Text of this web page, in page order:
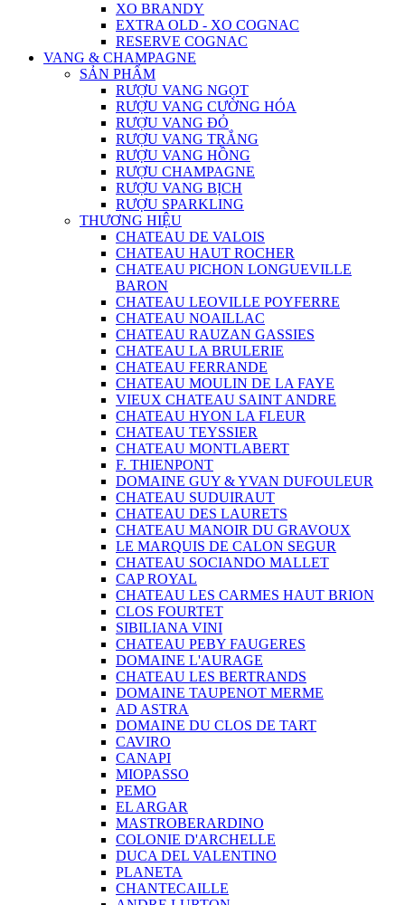
XO BRANDY
EXTRA OLD - XO COGNAC
RESERVE COGNAC
VANG & CHAMPAGNE
SẢN PHẨM
RƯỢU VANG NGỌT
RƯỢU VANG CƯỜNG HÓA
RƯỢU VANG ĐỎ
RƯỢU VANG TRẮNG
RƯỢU VANG HỒNG
RƯỢU CHAMPAGNE
RƯỢU VANG BỊCH
RƯỢU SPARKLING
THƯƠNG HIỆU
CHATEAU DE VALOIS
CHATEAU HAUT ROCHER
CHATEAU PICHON LONGUEVILLE
BARON
CHATEAU LEOVILLE POYFERRE
CHATEAU NOAILLAC
CHATEAU RAUZAN GASSIES
CHATEAU LA BRULERIE
CHATEAU FERRANDE
CHATEAU MOULIN DE LA FAYE
VIEUX CHATEAU SAINT ANDRE
CHATEAU HYON LA FLEUR
CHATEAU TEYSSIER
CHATEAU MONTLABERT
F. THIENPONT
DOMAINE GUY & YVAN DUFOULEUR
CHATEAU SUDUIRAUT
CHATEAU DES LAURETS
CHATEAU MANOIR DU GRAVOUX
LE MARQUIS DE CALON SEGUR
CHATEAU SOCIANDO MALLET
CAP ROYAL
CHATEAU LES CARMES HAUT BRION
CLOS FOURTET
SIBILIANA VINI
CHATEAU PEBY FAUGERES
DOMAINE L'AURAGE
CHATEAU LES BERTRANDS
DOMAINE TAUPENOT MERME
AD ASTRA
DOMAINE DU CLOS DE TART
CAVIRO
CANAPI
MIOPASSO
PEMO
EL ARGAR
MASTROBERARDINO
COLONIE D'ARCHELLE
DUCA DEL VALENTINO
PLANETA
CHANTECAILLE